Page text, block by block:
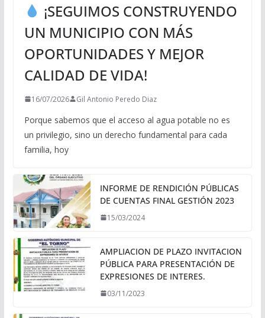
¡SEGUIMOS CONSTRUYENDO
UN MUNICIPIO CON MÁS
OPORTUNIDADES Y MEJOR
CALIDAD DE VIDA!
16/07/2026 Gil Antonio Peredo Diaz
Porque sabemos que el acceso al agua potable no es
un privilegio, sino un derecho fundamental para cada
familia, hoy
INFORME DE RENDICIÓN PÚBLICAS
DE CUENTAS FINAL GESTIÓN 2023
15/03/2024
AMPLIACION DE PLAZO INVITACION
PÚBLICA PARA PRESENTACIÓN DE
EXPRESIONES DE INTERES.
03/11/2023